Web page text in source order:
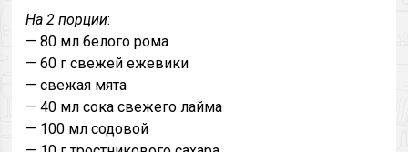
На 2 порции:
— 80 мл белого рома
— 60 г свежей ежевики
— свежая мята
— 40 мл сока свежего лайма
— 100 мл содовой